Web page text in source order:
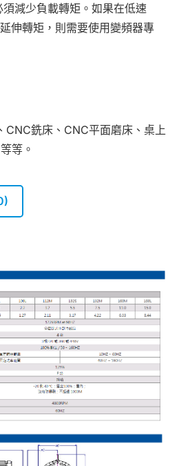
減少負載轉矩。如果在低速
伸轉矩，則需要使用變頻器專
CNC銑床、CNC平面磨床、桌上
等。
)